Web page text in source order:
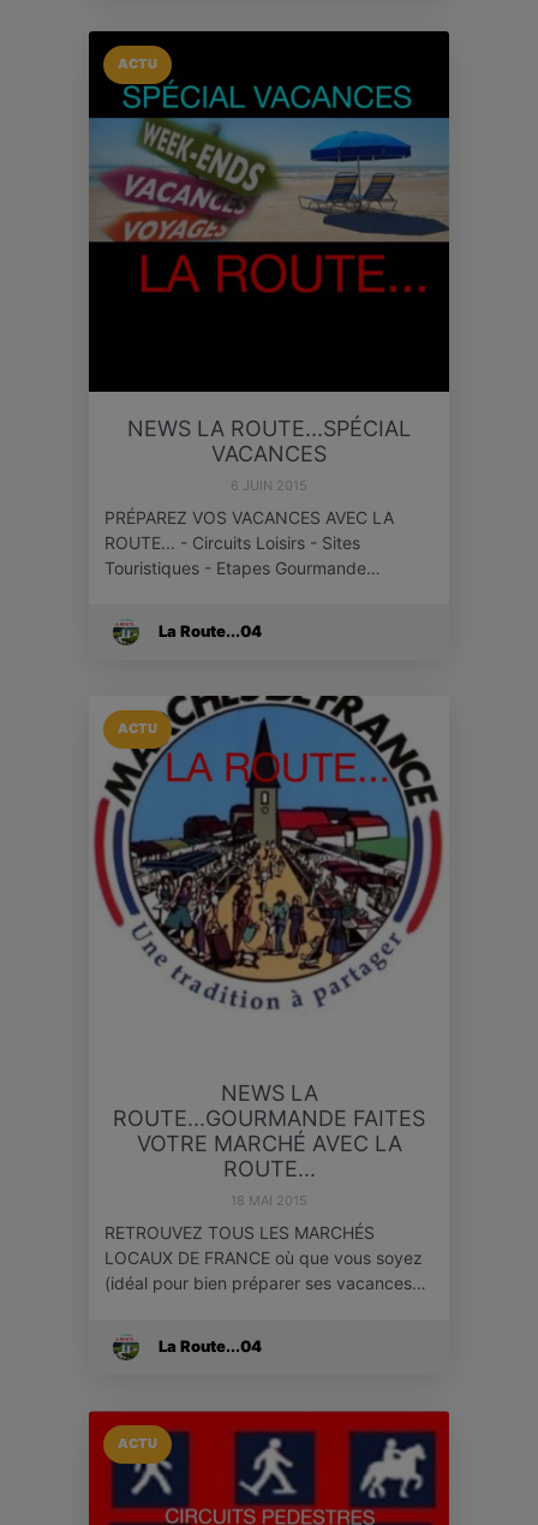
ACTU
NEWS LA ROUTE...SPÉCIAL
VACANCES
6 JUIN 2015
PRÉPAREZ VOS VACANCES AVEC LA
ROUTE... - Circuits Loisirs - Sites
Touristiques - Etapes Gourmande…
La Route...04
ACTU
NEWS LA
ROUTE...GOURMANDE FAITES
VOTRE MARCHÉ AVEC LA
ROUTE...
18 MAI 2015
RETROUVEZ TOUS LES MARCHÉS
LOCAUX DE FRANCE où que vous soyez
(idéal pour bien préparer ses vacances…
La Route...04
ACTU